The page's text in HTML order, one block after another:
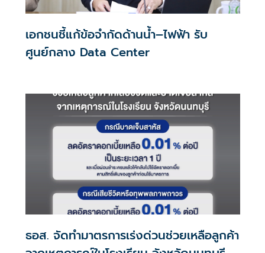
เอกชนชี้แก้ข้อจำกัดด้านน้ำ–ไฟฟ้า รับ
ศูนย์กลาง Data Center
ธอส. จัดทำมาตรการเร่งด่วนช่วยเหลือลูกค้า